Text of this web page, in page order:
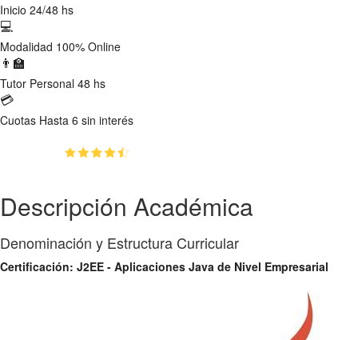
Inicio 24/48 hs
💻
Modalidad 100% Online
👨‍🏫
Tutor Personal 48 hs
💳
Cuotas Hasta 6 sin interés
Descripción Académica
Denominación y Estructura Curricular
Certificación: J2EE - Aplicaciones Java de Nivel Empresarial